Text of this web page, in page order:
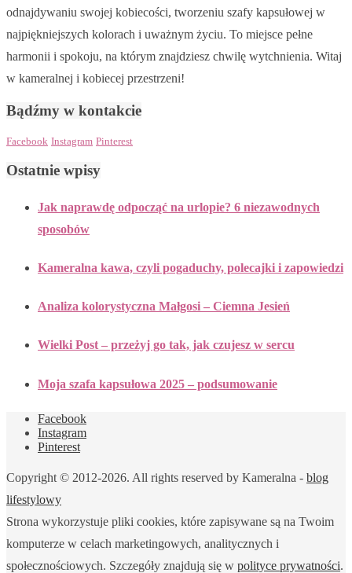
odnajdywaniu swojej kobiecości, tworzeniu szafy kapsułowej w
najpiękniejszych kolorach i uważnym życiu. To miejsce pełne
harmonii i spokoju, na którym znajdziesz chwilę wytchnienia. Witaj
w kameralnej i kobiecej przestrzeni!
Bądźmy w kontakcie
Facebook Instagram Pinterest
Ostatnie wpisy
Jak naprawdę odpocząć na urlopie? 6 niezawodnych
sposobów
Kameralna kawa, czyli pogaduchy, polecajki i zapowiedzi
Analiza kolorystyczna Małgosi – Ciemna Jesień
Wielki Post – przeżyj go tak, jak czujesz w sercu
Moja szafa kapsułowa 2025 – podsumowanie
Facebook
Instagram
Pinterest
Copyright © 2012-2026. All rights reserved by Kameralna - blog
lifestylowy
Strona wykorzystuje pliki cookies, które zapisywane są na Twoim
komputerze w celach marketingowych, analitycznych i
społecznościowych. Szczegóły znajdują się w polityce prywatności.